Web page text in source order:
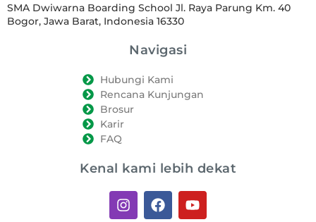
SMA Dwiwarna Boarding School Jl. Raya Parung Km. 40
Bogor, Jawa Barat, Indonesia 16330
Navigasi
Hubungi Kami
Rencana Kunjungan
Brosur
Karir
FAQ
Kenal kami lebih dekat